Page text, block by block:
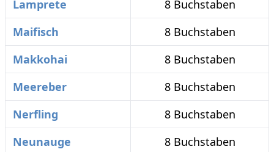
Lamprete
8 Buchstaben
Maifisch
8 Buchstaben
Makkohai
8 Buchstaben
Meereber
8 Buchstaben
Nerfling
8 Buchstaben
Neunauge
8 Buchstaben